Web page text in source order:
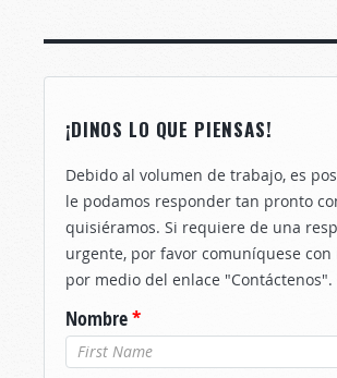
¡DINOS LO QUE PIENSAS!
Debido al volumen de trabajo, es
le podamos responder tan pronto
quisiéramos. Si requiere de una
urgente, por favor comuníquese con
por medio del enlace "Contáctenos".
Nombre*